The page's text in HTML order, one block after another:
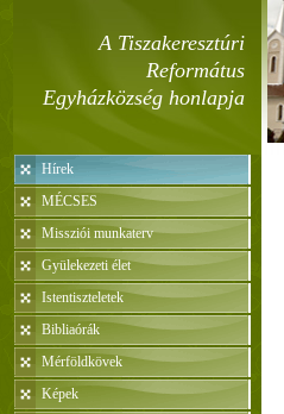
A Tiszakeresztúri
Református
Egyházközség honlapja
Hírek
MÉCSES
Missziói munkaterv
Gyülekezeti élet
Istentiszteletek
Bibliaórák
Mérföldkövek
Képek